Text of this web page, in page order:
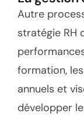
Autre
stratégie RH
formation,
annuels et
développer